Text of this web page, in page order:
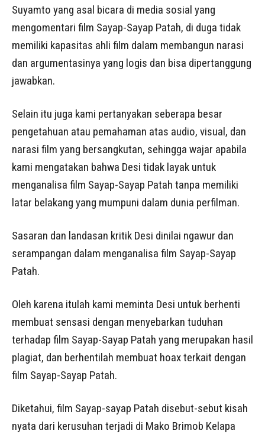
Suyamto yang asal bicara di media sosial yang
mengomentari film Sayap-Sayap Patah, di duga tidak
memiliki kapasitas ahli film dalam membangun narasi
dan argumentasinya yang logis dan bisa dipertanggung
jawabkan.
Selain itu juga kami pertanyakan seberapa besar
pengetahuan atau pemahaman atas audio, visual, dan
narasi film yang bersangkutan, sehingga wajar apabila
kami mengatakan bahwa Desi tidak layak untuk
menganalisa film Sayap-Sayap Patah tanpa memiliki
latar belakang yang mumpuni dalam dunia perfilman.
Sasaran dan landasan kritik Desi dinilai ngawur dan
serampangan dalam menganalisa film Sayap-Sayap
Patah.
Oleh karena itulah kami meminta Desi untuk berhenti
membuat sensasi dengan menyebarkan tuduhan
terhadap film Sayap-Sayap Patah yang merupakan hasil
plagiat, dan berhentilah membuat hoax terkait dengan
film Sayap-Sayap Patah.
Diketahui, film Sayap-sayap Patah disebut-sebut kisah
nyata dari kerusuhan terjadi di Mako Brimob Kelapa